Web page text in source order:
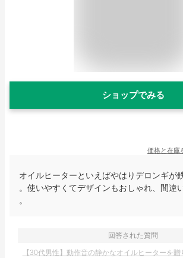
ショップでみる
価格と在庫
オイルヒーターといえばやはりデロンギが
。使いやすくてデザインもおしゃれ、間違
。
回答された質問
【30代男性】動作音の静かなオイルヒーターを